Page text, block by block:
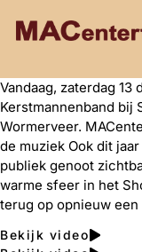
Vandaag, zaterdag
Kerstmannenband bij
Wormerveer.
de muziek Ook dit
publiek genoot
warme sfeer in het
terug op opnieuw
Bekijk video